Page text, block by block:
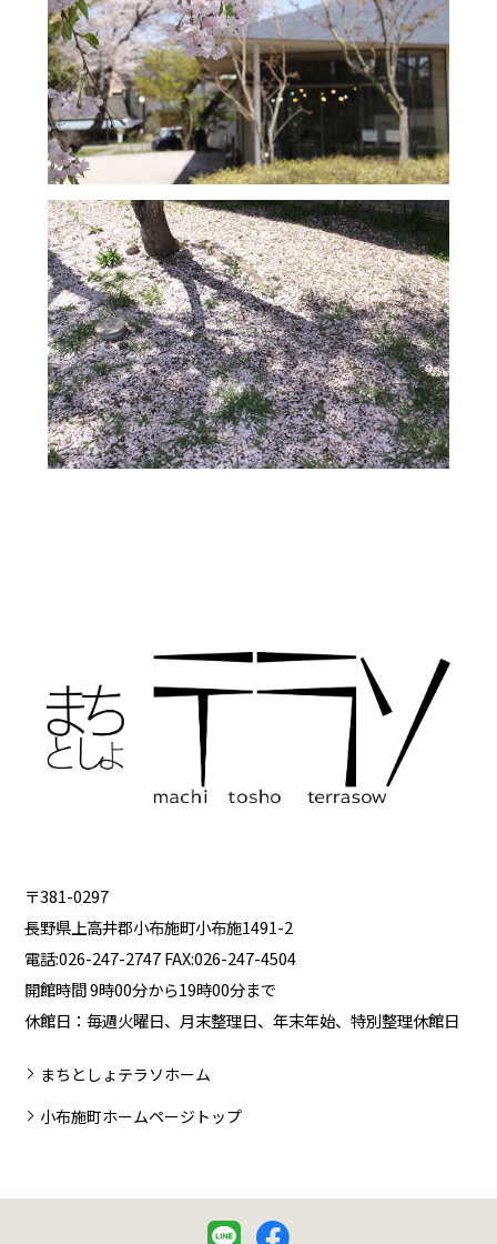
〒381-0297
長野県上高井郡小布施町小布施1491-2
電話:026-247-2747 FAX:026-247-4504
開館時間 9時00分から19時00分まで
休館日：毎週火曜日、月末整理日、年末年始、特別整理休館日
まちとしょテラソホーム
小布施町ホームページトップ